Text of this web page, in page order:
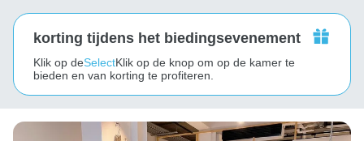
korting tijdens het biedingsevenement
Klik op deSelectKlik op de knop om op de kamer te
bieden en van korting te profiteren.